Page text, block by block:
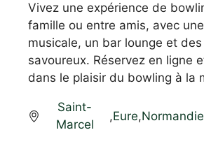
Vivez une expérience de
famille ou entre amis, avec
musicale, un bar lounge et
savoureux. Réservez en ligne
dans le plaisir du bowling à la
Saint-
Marcel
,Eure,Normandie